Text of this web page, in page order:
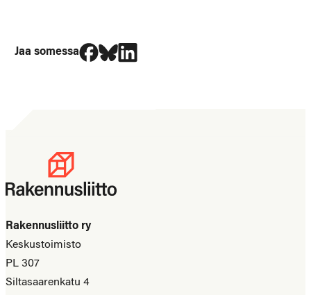
Jaa somessa
Jaa Facebookissa
Jaa Blueskyssa
Jaa LinkedIn:ssä
Rakennusliitto ry
Keskustoimisto
PL 307
Siltasaarenkatu 4